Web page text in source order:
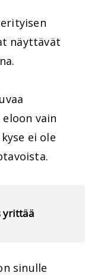
näyttävät
vain
ei ole
yrittää
sinulle